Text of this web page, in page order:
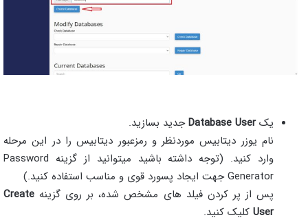
یکDatabase Userجدید بسازید.
نام یوزر دیتابیس موردنظر و رمزعبور دیتابیس را در این مرحله
وارد کنید. (توجه داشته باشید میتوانید از گزینه Password
Generator جهت ایجاد پسورد قوی و مناسب استفاده کنید.)
پس از پر کردن فیلد های مشخص شده، بر روی گزینه Create
User کلیک کنید.